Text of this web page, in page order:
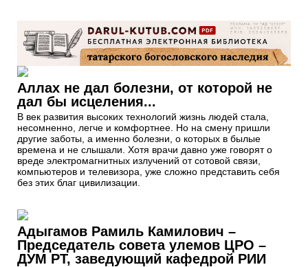
Аллах не дал болезни, от которой не
дал бы исцеления...
В век развития высоких технологий жизнь людей стала,
несомненно, легче и комфортнее. Но на смену пришли
другие заботы, а именно болезни, о которых в былые
времена и не слышали. Хотя врачи давно уже говорят о
вреде электромагнитных излучений от сотовой связи,
компьютеров и телевизора, уже сложно представить себя
без этих благ цивилизации.
Адыгамов Рамиль Камилович –
Председатель совета улемов ЦРО –
ДУМ РТ, заведующий кафедрой РИИ